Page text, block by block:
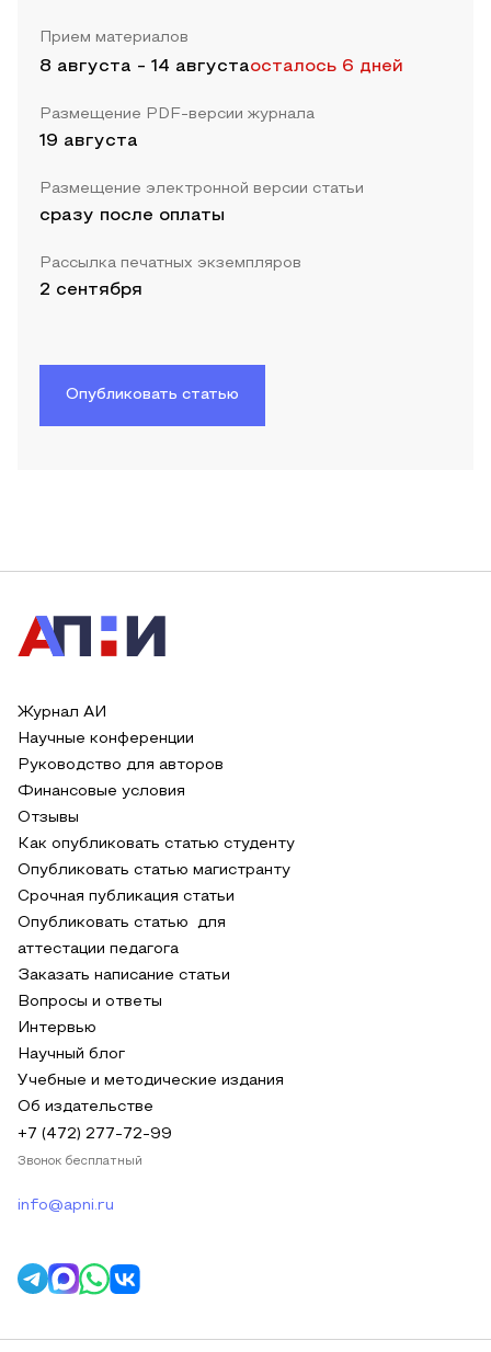
Прием материалов
8 августа - 14 августаосталось 6 дней
Размещение PDF-версии журнала
19 августа
Размещение электронной версии статьи
сразу после оплаты
Рассылка печатных экземпляров
2 сентября
Опубликовать статью
Журнал АИ
Научные конференции
Руководство для авторов
Финансовые условия
Отзывы
Как опубликовать статью студенту
Опубликовать статью магистранту
Срочная публикация статьи
Опубликовать статью для
аттестации педагога
Заказать написание статьи
Вопросы и ответы
Интервью
Научный блог
Учебные и методические издания
Об издательстве
+7 (472) 277-72-99
Звонок бесплатный
info@apni.ru